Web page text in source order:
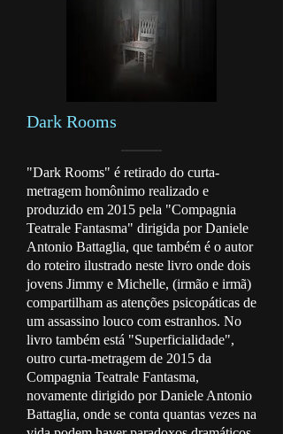
Dark Rooms
"Dark Rooms" é retirado do curta-
metragem homônimo realizado e
produzido em 2015 pela "Compagnia
Teatrale Fantasma" dirigida por Daniele
Antonio Battaglia, que também é o autor
do roteiro ilustrado neste livro onde dois
jovens Jimmy e Michelle, (irmão e irmã)
compartilham as atenções psicopáticas de
um assassino louco com estranhos. No
livro também está "Superficialidade",
outro curta-metragem de 2015 da
Compagnia Teatrale Fantasma,
novamente dirigido por Daniele Antonio
Battaglia, onde se conta quantas vezes na